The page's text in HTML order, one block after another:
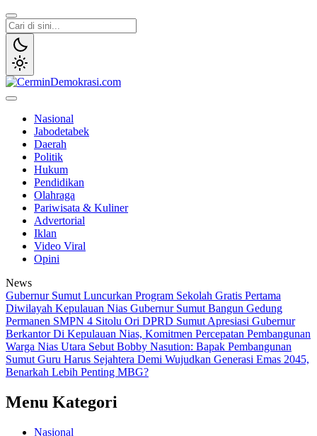
Lewati
ke
konten
Nasional
Jabodetabek
Daerah
Politik
Hukum
Pendidikan
Olahraga
Pariwisata & Kuliner
Advertorial
Iklan
Video Viral
Opini
News
Gubernur Sumut Luncurkan Program Sekolah Gratis Pertama
Diwilayah Kepulauan Nias Gubernur Sumut Bangun Gedung
Permanen SMPN 4 Sitolu Ori DPRD Sumut Apresiasi Gubernur
Berkantor Di Kepulauan Nias, Komitmen Percepatan Pembangunan
Warga Nias Utara Sebut Bobby Nasution: Bapak Pembangunan
Sumut Guru Harus Sejahtera Demi Wujudkan Generasi Emas 2045,
Benarkah Lebih Penting MBG?
Menu Kategori
Nasional